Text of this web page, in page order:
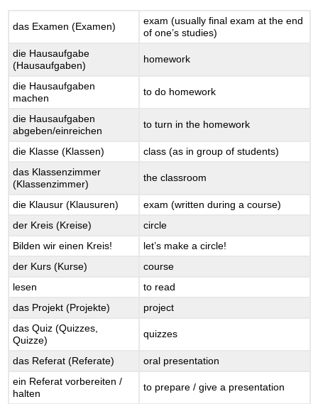
das Examen (Examen)
exam (usually final exam at the end
of one’s studies)
die Hausaufgabe
(Hausaufgaben)
homework
die Hausaufgaben
machen
to do homework
die Hausaufgaben
abgeben/einreichen
to turn in the homework
die Klasse (Klassen)
class (as in group of students)
das Klassenzimmer
(Klassenzimmer)
the classroom
die Klausur (Klausuren)
exam (written during a course)
der Kreis (Kreise)
circle
Bilden wir einen Kreis!
let’s make a circle!
der Kurs (Kurse)
course
lesen
to read
das Projekt (Projekte)
project
das Quiz (Quizzes,
Quizze)
quizzes
das Referat (Referate)
oral presentation
ein Referat vorbereiten /
halten
to prepare / give a presentation